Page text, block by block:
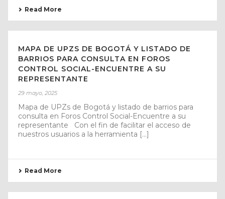
Read More
MAPA DE UPZS DE BOGOTÁ Y LISTADO DE
BARRIOS PARA CONSULTA EN FOROS
CONTROL SOCIAL-ENCUENTRE A SU
REPRESENTANTE
29 mayo, 2025
Mapa de UPZs de Bogotá y listado de barrios para
consulta en Foros Control Social-Encuentre a su
representante Con el fin de facilitar el acceso de
nuestros usuarios a la herramienta [...]
Read More